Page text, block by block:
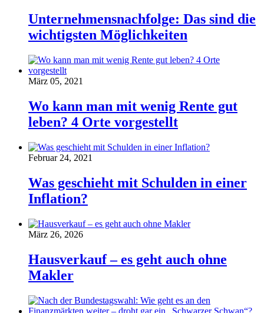
Unternehmensnachfolge: Das sind die
wichtigsten Möglichkeiten
März 05, 2021
Wo kann man mit wenig Rente gut
leben? 4 Orte vorgestellt
Februar 24, 2021
Was geschieht mit Schulden in einer
Inflation?
März 26, 2026
Hausverkauf – es geht auch ohne
Makler